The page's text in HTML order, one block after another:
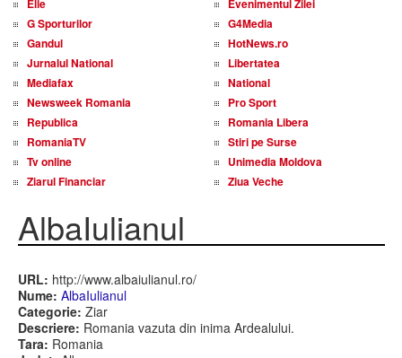
Elle
Evenimentul Zilei
G Sporturilor
G4Media
Gandul
HotNews.ro
Jurnalul National
Libertatea
Mediafax
National
Newsweek Romania
Pro Sport
Republica
Romania Libera
RomaniaTV
Stiri pe Surse
Tv online
Unimedia Moldova
Ziarul Financiar
Ziua Veche
AlbaIulianul
URL: http://www.albaiulianul.ro/
Nume: AlbaIulianul
Categorie: Ziar
Descriere: Romania vazuta din inima Ardealului.
Tara: Romania